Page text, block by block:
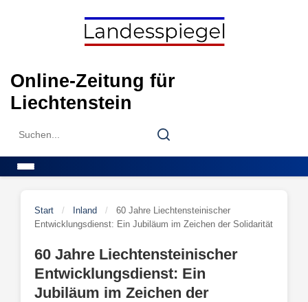
Online-Zeitung für
Liechtenstein
Search
Search
Start / Inland /
60 Jahre Liechtensteinischer
Entwicklungsdienst: Ein Jubiläum im Zeichen der Solidarität
60 Jahre Liechtensteinischer
Entwicklungsdienst: Ein
Jubiläum im Zeichen der